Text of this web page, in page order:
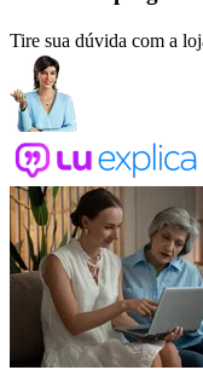
Tire sua dúvida com a